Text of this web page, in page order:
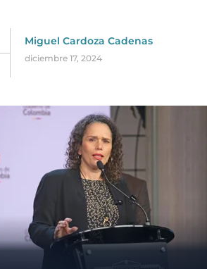
Miguel Cardoza Cadenas
diciembre 17, 2024